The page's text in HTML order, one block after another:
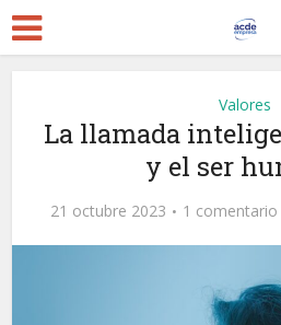
Valores
La llamada
y el ser
21 octubre 2023 1 comentario